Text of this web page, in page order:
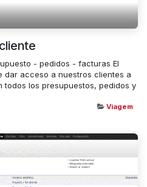
- pedidos - facturas El
dar acceso a nuestros clientes a
los presupuestos, pedidos y
Viagem